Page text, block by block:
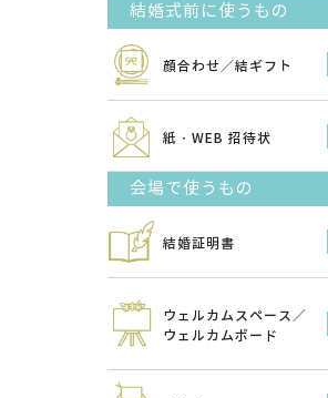
結婚式前に使うもの
顔合わせ／結ギフト
紙・WEB 招待状
会場で使うもの
結婚証明書
ウェルカムスペース／
ウェルカムボード